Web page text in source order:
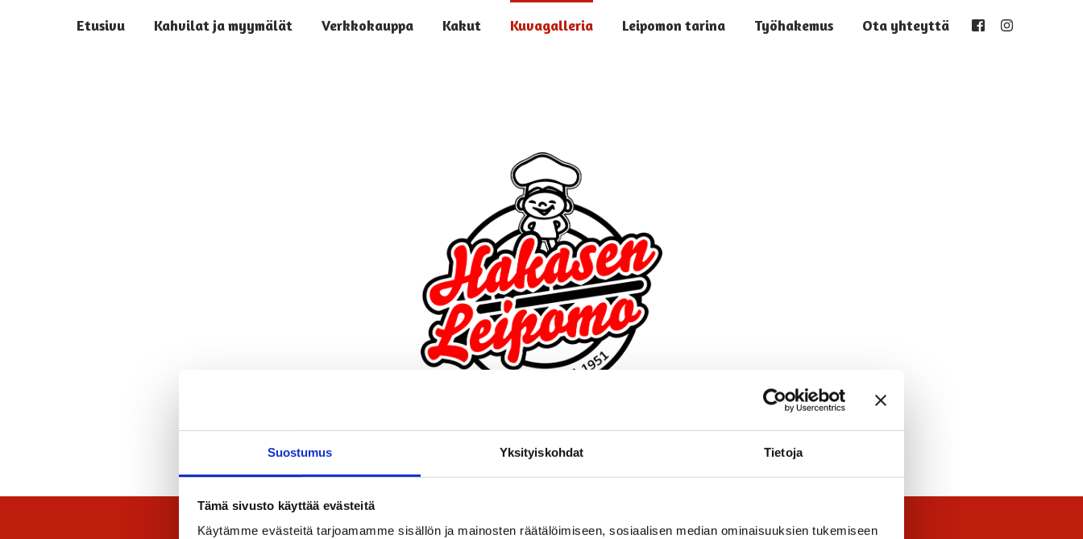
Suostumus Yksityiskohdat Tietoja
Tämä sivusto käyttää evästeitä
Käytämme evästeitä tarjoamamme sisällön ja mainosten räätälöimiseen, sosiaalisen median ominaisuuksien tukemiseen
Etusivu Kahvilat ja myymälät Verkkokauppa Kakut Kuvagalleria Leipomon tarina Työhakemus Ota yhteyttä